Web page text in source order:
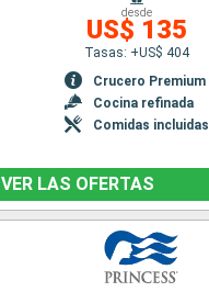
desde
US$ 135
Tasas: +US$ 404
Crucero Premium
Cocina refinada
Comidas incluidas
VER LAS OFERTAS